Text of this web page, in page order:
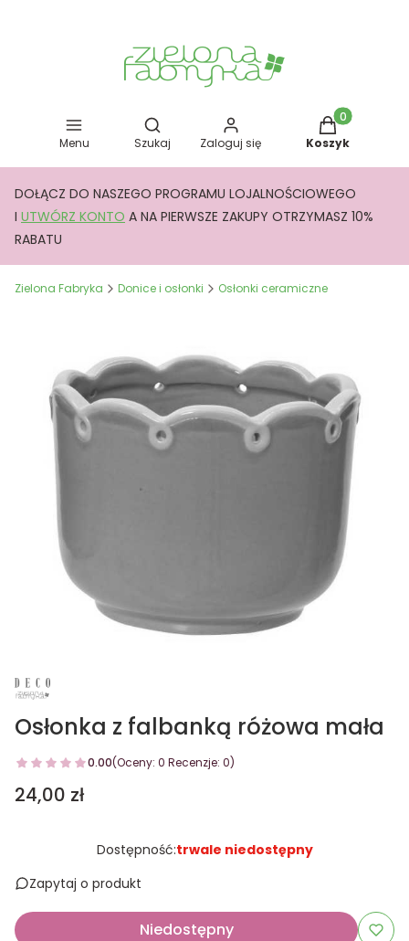
Menu
Otwórz wyszukiwarkę
Szukaj Zaloguj się
Produkty w
Koszyk
DOŁĄCZ DO NASZEGO PROGRAMU LOJALNOŚCIOWEGO
I UTWÓRZ KONTO A NA PIERWSZE ZAKUPY OTRZYMASZ 10%
RABATU
Zielona Fabryka Donice i osłonki Osłonki ceramiczne
Osłonka z falbanką różowa mała
0.00(Oceny: 0 Recenzje: 0)
Cena
24,00 zł
Dostępność:trwale niedostępny
Zapytaj o produkt
Niedostępny